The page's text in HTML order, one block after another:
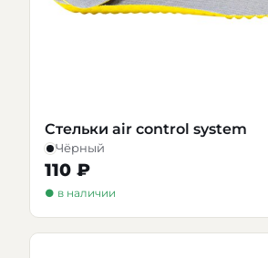
Стельки air control system
Чёрный
110 ₽
● в наличии